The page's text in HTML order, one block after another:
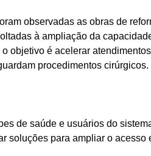
observadas as obras de
à ampliação da
objetivo é acelerar
procedimentos cirúrgicos.
de saúde e usuários do
soluções para ampliar o acesso